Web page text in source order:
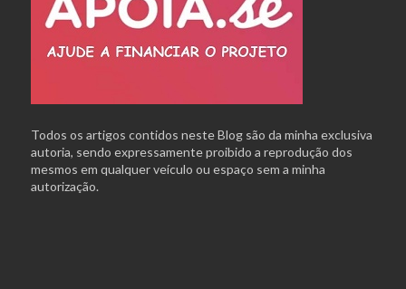
Todos os artigos contidos neste Blog são da minha exclusiva
autoria, sendo expressamente proibido a reprodução dos
mesmos em qualquer veículo ou espaço sem a minha
autorização.